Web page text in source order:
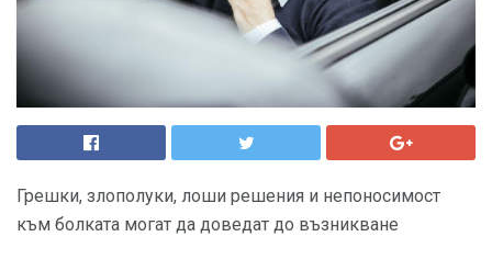
Грешки, злополуки, лоши решения и непоносимост
към болката могат да доведат до възникване